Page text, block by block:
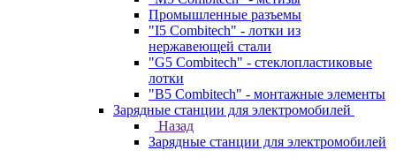
Промышленные разъемы
"I5 Combitech" - лотки из
нержавеющей стали
"G5 Combitech" - стеклопластиковые
лотки
"B5 Combitech" - монтажные элементы
Зарядные станции для электромобилей
Назад
Зарядные станции для электромобилей